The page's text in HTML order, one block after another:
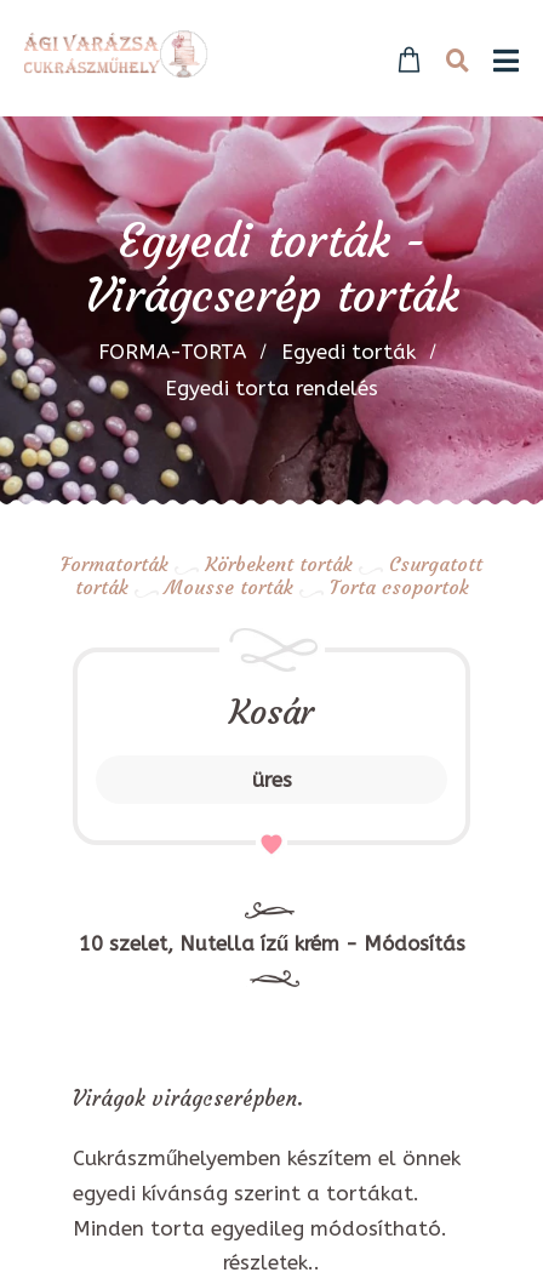
Egyedi torták -
Virágcserép torták
FORMA-TORTA
Egyedi torták
Egyedi torta rendelés
Formatorták Körbekent torták
Csurgatott
torták
Mousse torták Torta csoportok
Kosár
üres
10 szelet, Nutella ízű krém - Módosítás
Virágok virágcserépben.
Cukrászműhelyemben készítem el önnek
egyedi kívánság szerint a tortákat.
Minden torta egyedileg módosítható.
részletek..